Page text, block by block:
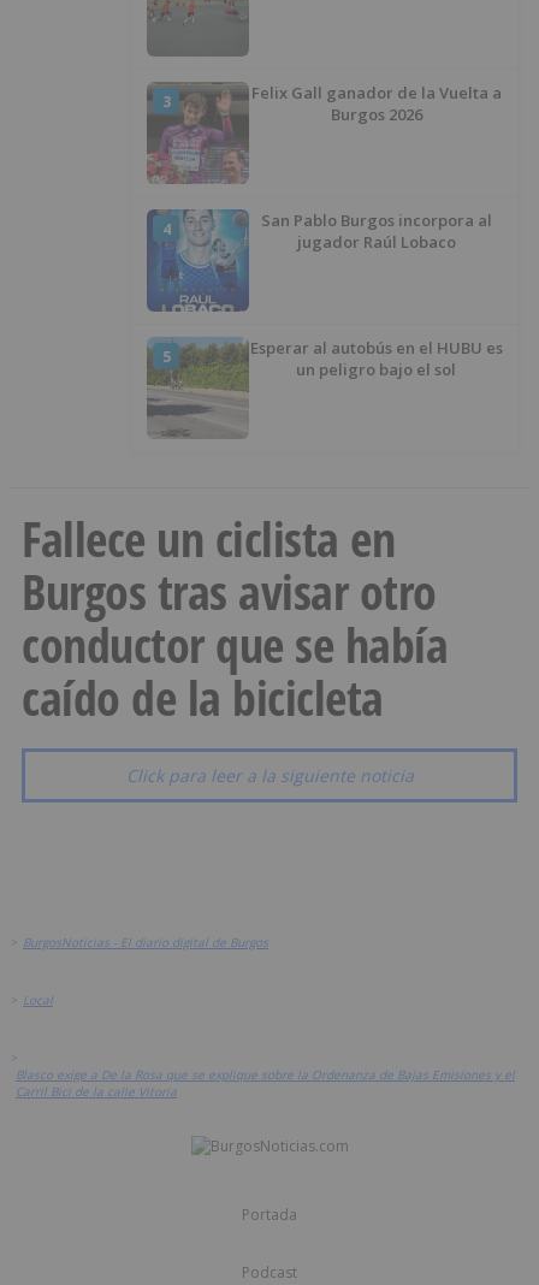
3
Felix Gall ganador de la Vuelta a
Burgos 2026
4
San Pablo Burgos incorpora al
jugador Raúl Lobaco
5
Esperar al autobús en el HUBU es
un peligro bajo el sol
Fallece un ciclista en
Burgos tras avisar otro
conductor que se había
caído de la bicicleta
Click para leer a la siguiente noticia
> BurgosNoticias - El diario digital de Burgos
> Local
>
Blasco exige a De la Rosa que se explique sobre la Ordenanza de Bajas Emisiones y el
Carril Bici de la calle Vitoria
Portada
Podcast